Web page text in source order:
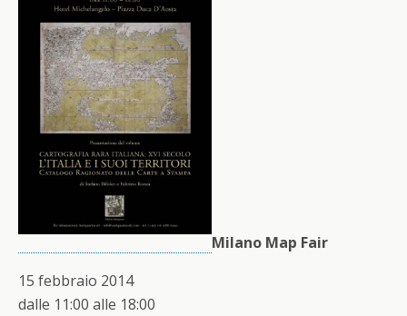
Milano Map Fair
15 febbraio 2014
dalle 11:00 alle 18:00